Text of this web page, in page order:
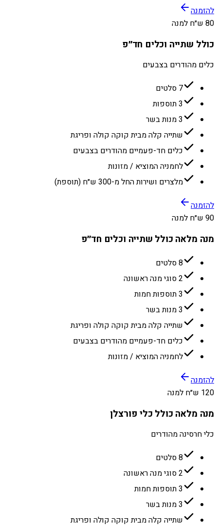
להזמנה
80 ש״ח למנה
כולל שתייה וכלים חד״פ
כלים מהודרים בצבעים
7 סלטים
3 תוספות
3 מנות בשר
שתייה קלה מבית קוקה קולה ופריגת
כלים חד-פעמיים מהודרים בצבעים
לחמניה המוציא / מזונות
מלצרים ושירות החל מ-300 ש״ח (תוספת)
להזמנה
90 ש״ח למנה
מנה מלאה כולל שתייה וכלים חד״פ
8 סלטים
2 סוגי מנה ראשונה
3 תוספות חמות
3 מנות בשר
שתייה קלה מבית קוקה קולה ופריגת
כלים חד-פעמיים מהודרים בצבעים
לחמניה המוציא / מזונות
להזמנה
120 ש״ח למנה
מנה מלאה כולל כלי פורצלן
כלי חרסינה מהודרים
8 סלטים
2 סוגי מנה ראשונה
3 תוספות חמות
3 מנות בשר
שתייה קלה מבית קוקה קולה ופריגת